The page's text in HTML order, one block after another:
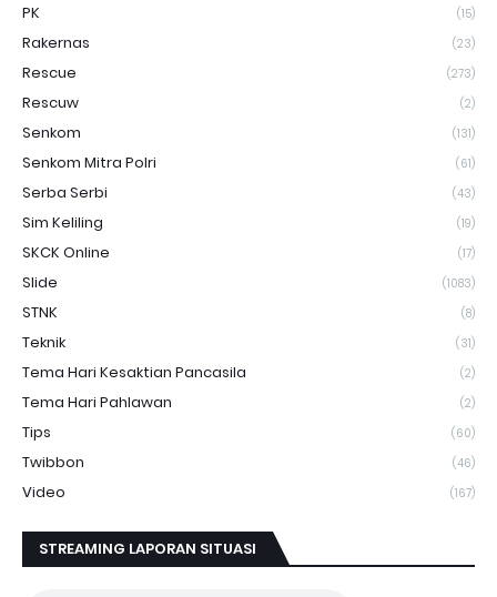
PK (15)
Rakernas (23)
Rescue (273)
Rescuw (2)
Senkom (131)
Senkom Mitra Polri (61)
Serba Serbi (43)
Sim Keliling (19)
SKCK Online (17)
Slide (1083)
STNK (8)
Teknik (31)
Tema Hari Kesaktian Pancasila (2)
Tema Hari Pahlawan (2)
Tips (60)
Twibbon (46)
Video (167)
STREAMING LAPORAN SITUASI